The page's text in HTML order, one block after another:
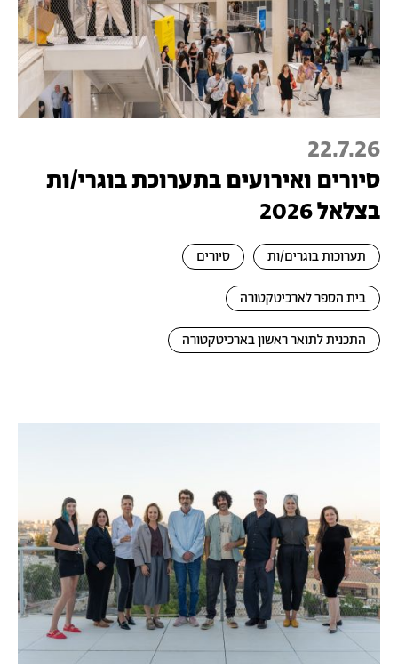
22.7.26
סיורים ואירועים בתערוכת בוגרי/ות
בצלאל 2026
תערוכות בוגרים/ות סיורים
בית הספר לארכיטקטורה
התכנית לתואר ראשון בארכיטקטורה